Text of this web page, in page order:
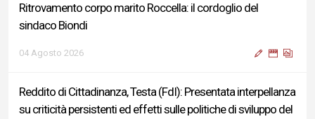
Ritrovamento corpo marito Roccella: il cordoglio del
sindaco Biondi
04 Agosto 2026
Reddito di Cittadinanza, Testa (FdI): Presentata interpellanza
su criticità persistenti ed effetti sulle politiche di sviluppo del